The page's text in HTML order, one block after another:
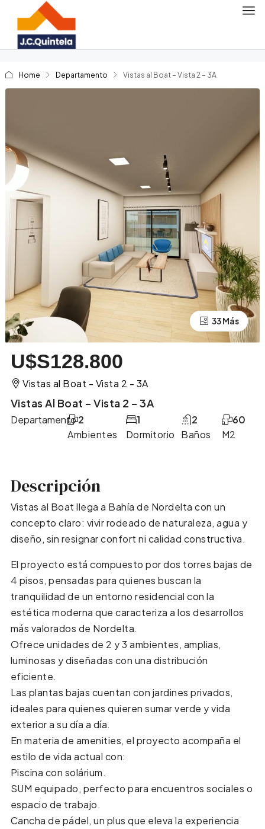
Home Departamento Vistas al Boat – Vista 2 – 3A
29 Más
33 Más
U$S128.800
Vistas al Boat - Vista 2 - 3A
Vistas Al Boat – Vista 2 – 3A
Departamento
Ambientes
2
Dormitorio
1
Baños
2
M2
60
Descripción
Vistas al Boat llega a Bahía de Nordelta con un
concepto claro: vivir rodeado de naturaleza, agua y
diseño, sin resignar confort ni calidad constructiva.
El proyecto está compuesto por dos torres bajas de
4 pisos, pensadas para quienes buscan la
tranquilidad de un entorno residencial con la
estética moderna que caracteriza a los desarrollos
más valorados de Nordelta.
Ofrece unidades de 2 y 3 ambientes, amplias,
luminosas y diseñadas con una distribución
eficiente.
Las plantas bajas cuentan con jardines privados,
ideales para quienes quieren sumar verde y vida
exterior a su día a día.
En materia de amenities, el proyecto acompaña el
estilo de vida actual con:
Piscina con solárium.
SUM equipado, perfecto para encuentros sociales o
espacio de trabajo.
Cancha de pádel, un plus que eleva la experiencia